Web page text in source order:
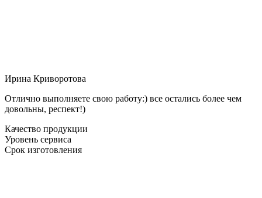
Ирина Криворотова
Отлично выполняете свою работу:) все остались более чем
довольны, респект!)
Качество продукции
Уровень сервиса
Срок изготовления